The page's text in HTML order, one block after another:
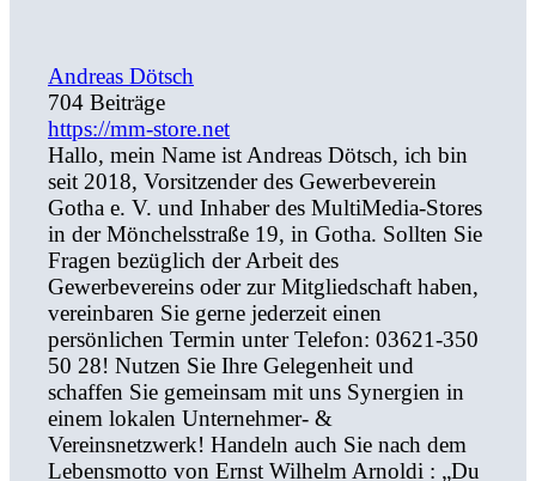
Andreas Dötsch
704 Beiträge
https://mm-store.net
Hallo, mein Name ist Andreas Dötsch, ich bin
seit 2018, Vorsitzender des Gewerbeverein
Gotha e. V. und Inhaber des MultiMedia-Stores
in der Mönchelsstraße 19, in Gotha. Sollten Sie
Fragen bezüglich der Arbeit des
Gewerbevereins oder zur Mitgliedschaft haben,
vereinbaren Sie gerne jederzeit einen
persönlichen Termin unter Telefon: 03621-350
50 28! Nutzen Sie Ihre Gelegenheit und
schaffen Sie gemeinsam mit uns Synergien in
einem lokalen Unternehmer- &
Vereinsnetzwerk! Handeln auch Sie nach dem
Lebensmotto von Ernst Wilhelm Arnoldi : „Du